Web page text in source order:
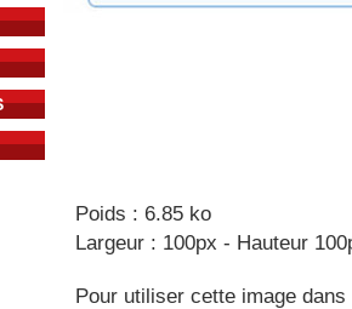
Poids : 6.85 ko
Largeur : 100px - Hauteur
Pour utiliser cette image